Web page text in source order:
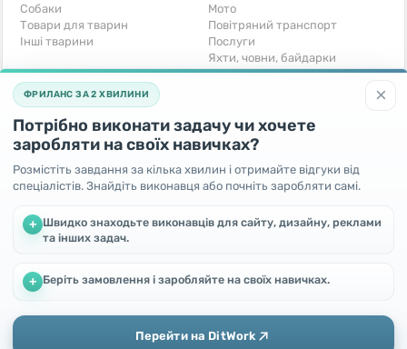
Собаки
Товари для тварин
Інші тварини
Мото
Повітряний транспорт
Послуги
Яхти, човни, байдарки
Інші транспортні засоби
Хобі та відпочинок
Книги та журнали
Музичні інструменти
Полювання та рибальство
Спорт і відпочинок
Iнше
Готовий бізнес
Устаткування для бізнесу
Iнше
Безкоштовно
Віддам безкоштовно
Прийму в дар
×
ФРИЛАНС ЗА 2 ХВИЛИНИ
Потрібно виконати задачу чи хочете
заробляти на своїх навичках?
Розмістіть завдання за кілька хвилин і отримайте відгуки від
спеціалістів. Знайдіть виконавця або почніть заробляти самі.
+ Швидко знаходьте виконавців для сайту, дизайну, реклами
та інших задач.
+ Беріть замовлення і заробляйте на своїх навичках.
Перейти на DitWork
Ми використовуємо файли cookie, щоб покращити роботу та